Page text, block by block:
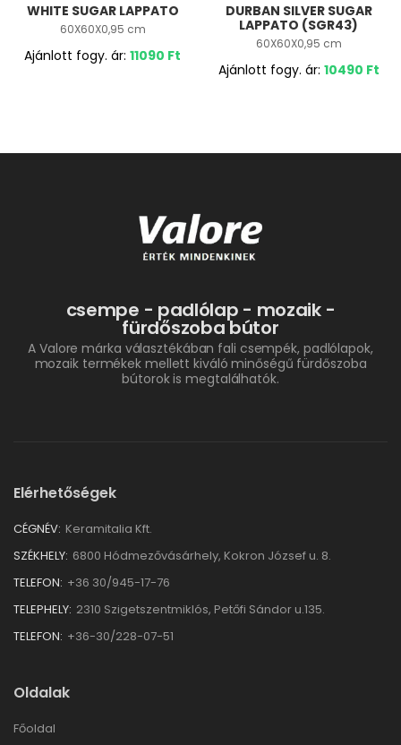
WHITE SUGAR LAPPATO
60X60X0,95 cm
Ajánlott fogy. ár: 11090 Ft
DURBAN SILVER SUGAR
LAPPATO (SGR43)
60X60X0,95 cm
Ajánlott fogy. ár: 10490 Ft
csempe - padlólap - mozaik -
fürdőszoba bútor
A Valore márka választékában fali csempék, padlólapok,
mozaik termékek mellett kiváló minőségű fürdőszoba
bútorok is megtalálhatók.
Elérhetőségek
CÉGNÉV: Keramitalia Kft.
SZÉKHELY: 6800 Hódmezővásárhely, Kokron József u. 8.
TELEFON: +36 30/945-17-76
TELEPHELY: 2310 Szigetszentmiklós, Petőfi Sándor u.135.
TELEFON: +36-30/228-07-51
Oldalak
Főoldal